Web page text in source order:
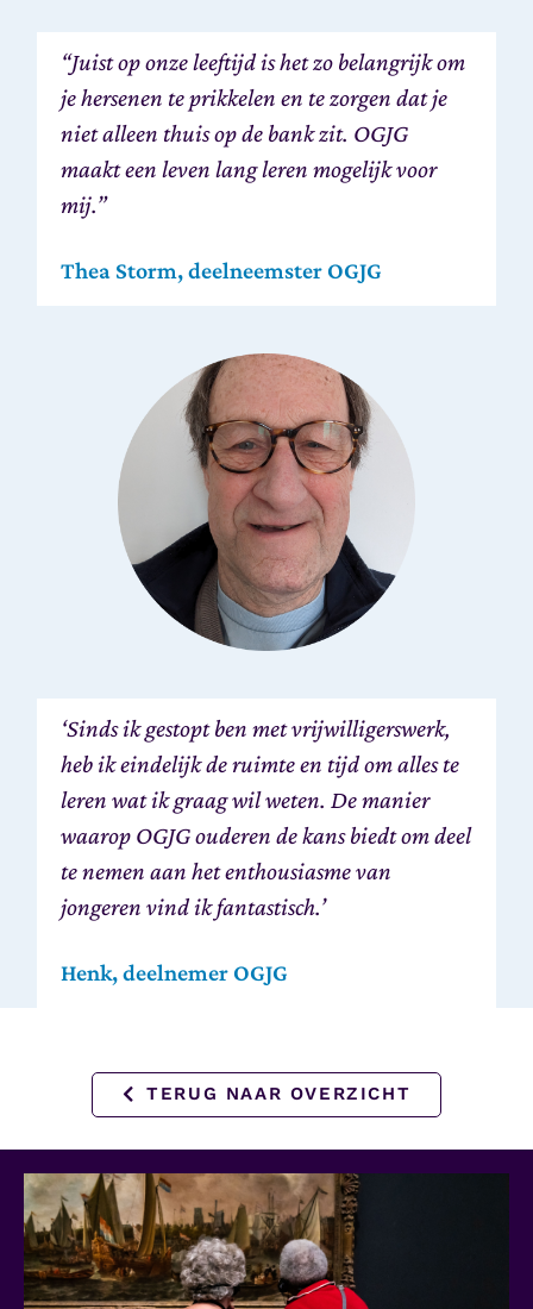
“Juist op onze leeftijd is het zo belangrijk om
je hersenen te prikkelen en te zorgen dat je
niet alleen thuis op de bank zit. OGJG
maakt een leven lang leren mogelijk voor
mij.”
Thea Storm, deelneemster OGJG
‘Sinds ik gestopt ben met vrijwilligerswerk,
heb ik eindelijk de ruimte en tijd om alles te
leren wat ik graag wil weten. De manier
waarop OGJG ouderen de kans biedt om deel
te nemen aan het enthousiasme van
jongeren vind ik fantastisch.’
Henk, deelnemer OGJG
TERUG NAAR OVERZICHT